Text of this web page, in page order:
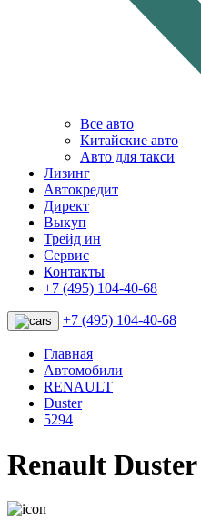
Все авто
Китайские авто
Авто для такси
Лизинг
Автокредит
Директ
Выкуп
Трейд ин
Сервис
Контакты
+7 (495) 104-40-68
+7 (495) 104-40-68
Главная
Автомобили
RENAULT
Duster
5294
Renault